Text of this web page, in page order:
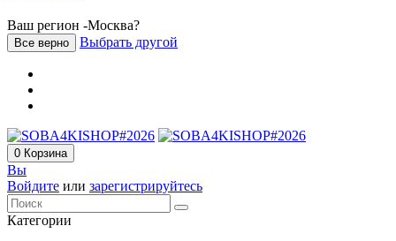
Ваш регион -Москва?
Все верно Выбрать другой
0 Корзина
Вы
Войдите или зарегистрируйтесь
Категории